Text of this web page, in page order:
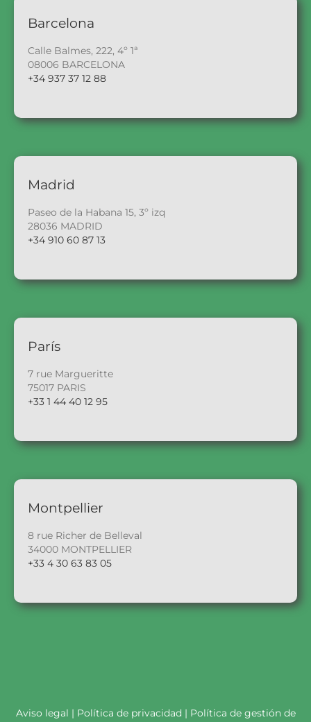
Barcelona
Calle Balmes, 222, 4º 1ª
08006 BARCELONA
+34 937 37 12 88
Madrid
Paseo de la Habana 15, 3º izq
28036 MADRID
+34 910 60 87 13
París
7 rue Margueritte
75017 PARIS
+33 1 44 40 12 95
Montpellier
8 rue Richer de Belleval
34000 MONTPELLIER
+33 4 30 63 83 05
Aviso legal | Política de privacidad | Política de gestión de